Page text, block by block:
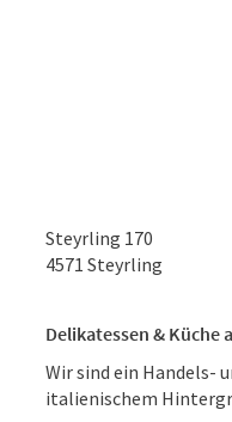
Steyrling 170
4571 Steyrling
Delikatessen & Küche
Wir sind ein Handels-
italienischem